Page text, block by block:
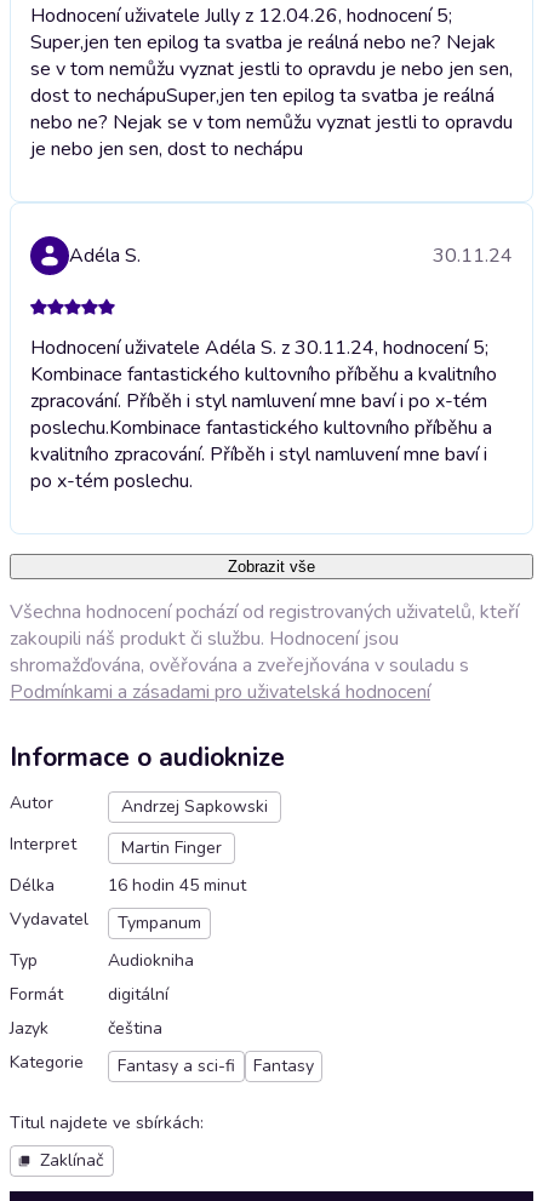
Hodnocení uživatele Jully z 12.04.26, hodnocení 5;
Super,jen ten epilog ta svatba je reálná nebo ne? Nejak
se v tom nemůžu vyznat jestli to opravdu je nebo jen sen,
dost to nechápuSuper,jen ten epilog ta svatba je reálná
nebo ne? Nejak se v tom nemůžu vyznat jestli to opravdu
je nebo jen sen, dost to nechápu
Adéla S. 30.11.24
Hodnocení uživatele Adéla S. z 30.11.24, hodnocení 5;
Kombinace fantastického kultovního příběhu a kvalitního
zpracování. Příběh i styl namluvení mne baví i po x-tém
poslechu.Kombinace fantastického kultovního příběhu a
kvalitního zpracování. Příběh i styl namluvení mne baví i
po x-tém poslechu.
Zobrazit vše
Všechna hodnocení pochází od registrovaných uživatelů, kteří
zakoupili náš produkt či službu. Hodnocení jsou
shromažďována, ověřována a zveřejňována v souladu s
Podmínkami a zásadami pro uživatelská hodnocení
Informace o audioknize
Autor
Andrzej Sapkowski
Interpret
Martin Finger
Délka
16 hodin 45 minut
Vydavatel
Tympanum
Typ
Audiokniha
Formát
digitální
Jazyk
čeština
Kategorie
Fantasy a sci-fi Fantasy
Titul najdete ve sbírkách:
Zaklínač